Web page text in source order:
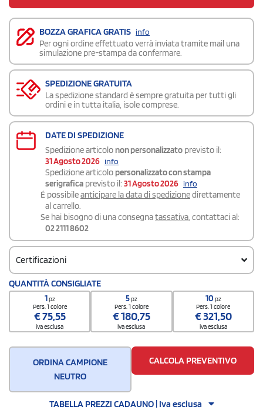
BOZZA GRAFICA GRATIS info
Per ogni ordine effettuato verrà inviata tramite mail una
simulazione pre-stampa da confermare.
SPEDIZIONE GRATUITA
La spedizione standard è sempre gratuita per tutti gli
ordini e in tutta italia, isole comprese.
DATE DI SPEDIZIONE
Spedizione articolo non personalizzato previsto il:
31 Agosto 2026 info
Spedizione articolo personalizzato con stampa
serigrafica previsto il: 31 Agosto 2026 info
É possibileanticipare la data di spedizionedirettamente
al carrello.
Se hai bisogno di una consegnatassativa, contattaci al:
02 2111 8602
Certificazioni
QUANTITÀ CONSIGLIATE
1pz
Pers. 1 colore
€75,55
iva esclusa
5pz
Pers. 1 colore
€180,75
iva esclusa
10 pz
Pers. 1 colore
€321,50
iva esclusa
ORDINA CAMPIONE
NEUTRO
CALCOLA PREVENTIVO
TABELLA PREZZI CADAUNO | Iva esclusa